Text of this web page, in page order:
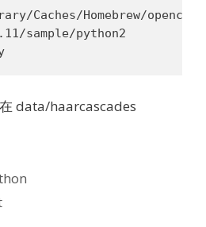
Caches/Homebrew/
sample/python2
data/haarcascades